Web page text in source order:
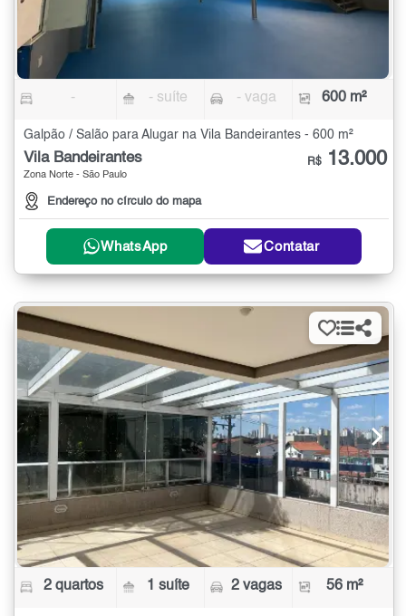
- - suíte - vaga 600 m²
Galpão / Salão para Alugar na Vila Bandeirantes - 600 m²
Vila Bandeirantes
Zona Norte - São Paulo
Endereço no círculo do mapa
R$ 13.000
WhatsApp Contatar
2 quartos 1 suíte 2 vagas 56 m²